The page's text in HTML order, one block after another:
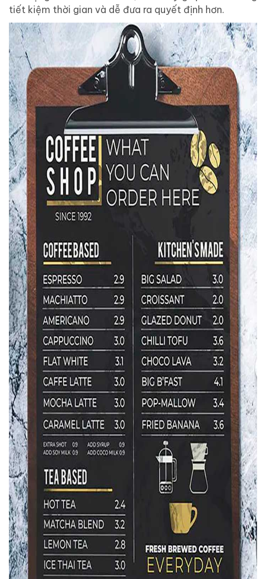
tiết kiệm thời gian và dễ đưa ra quyết định hơn.